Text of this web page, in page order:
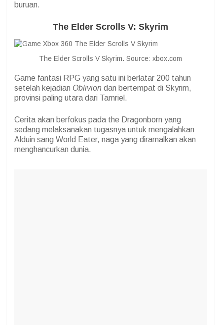
buruan.
The Elder Scrolls V: Skyrim
The Elder Scrolls V Skyrim. Source: xbox.com
Game fantasi RPG yang satu ini berlatar 200 tahun
setelah kejadian Oblivion dan bertempat di Skyrim,
provinsi paling utara dari Tamriel.
Cerita akan berfokus pada the Dragonborn yang
sedang melaksanakan tugasnya untuk mengalahkan
Alduin sang World Eater, naga yang diramalkan akan
menghancurkan dunia.